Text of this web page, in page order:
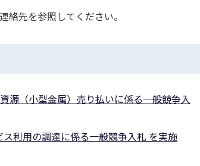
先を参照してください。
源（小型金属）売り払いに係る⼀般競争⼊
ス利用の調達に係る⼀般競争⼊札 を実施